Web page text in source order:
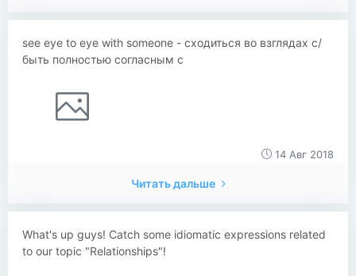
see eye to eye with someone - сходиться во взглядах с/
быть полностью согласным с
14 Авг 2018
Читать дальше
What's up guys! Catch some idiomatic expressions related
to our topic "Relationships"!